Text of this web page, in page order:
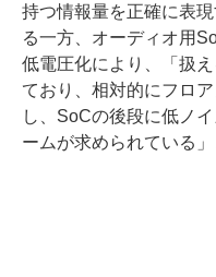
持つ情報量を正確に表
る一方、オーディオ用
低電圧化により、「扱
ており、相対的にフロ
し、SoCの後段に低ノ
ームが求められている」